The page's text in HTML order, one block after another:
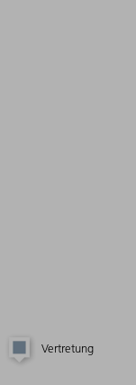
Vertretung